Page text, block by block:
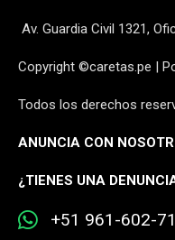
Av. Guardia Civil 1321,
Copyright ©caretas.pe |
Todos los derechos
ANUNCIA CON
¿TIENES UNA
+51 961-602-